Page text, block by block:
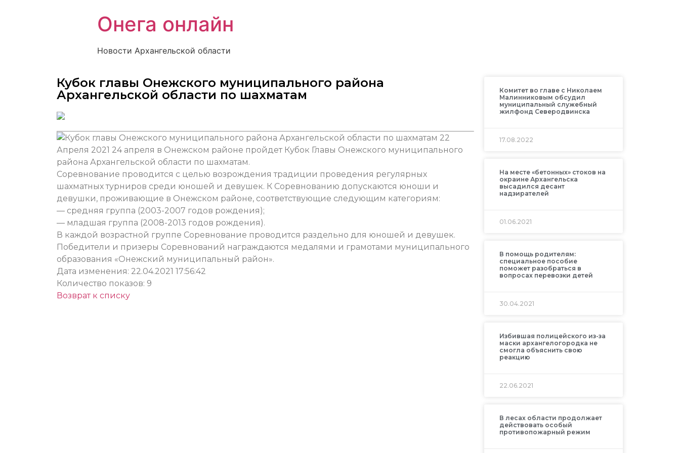
Онега онлайн
Новости Архангельской области
Кубок главы Онежского муниципального района
Архангельской области по шахматам
22
Апреля 2021 24 апреля в Онежском районе пройдет Кубок Главы Онежского муниципального
района Архангельской области по шахматам.
Соревнование проводится с целью возрождения традиции проведения регулярных
шахматных турниров среди юношей и девушек. К Соревнованию допускаются юноши и
девушки, проживающие в Онежском районе, соответствующие следующим категориям:
— средняя группа (2003-2007 годов рождения);
— младшая группа (2008-2013 годов рождения).
В каждой возрастной группе Соревнование проводится раздельно для юношей и девушек.
Победители и призеры Соревнований награждаются медалями и грамотами муниципального
образования «Онежский муниципальный район».
Дата изменения: 22.04.2021 17:56:42
Количество показов: 9
Возврат к списку
Комитет во главе с Николаем
Малинниковым обсудил
муниципальный служебный
жилфонд Северодвинска
17.08.2022
На месте «бетонных» стоков на
окраине Архангельска
высадился десант
надзирателей
01.06.2021
В помощь родителям:
специальное пособие
поможет разобраться в
вопросах перевозки детей
30.04.2021
Избившая полицейского из-за
маски архангелогородка не
смогла объяснить свою
реакцию
22.06.2021
В лесах области продолжает
действовать особый
противопожарный режим